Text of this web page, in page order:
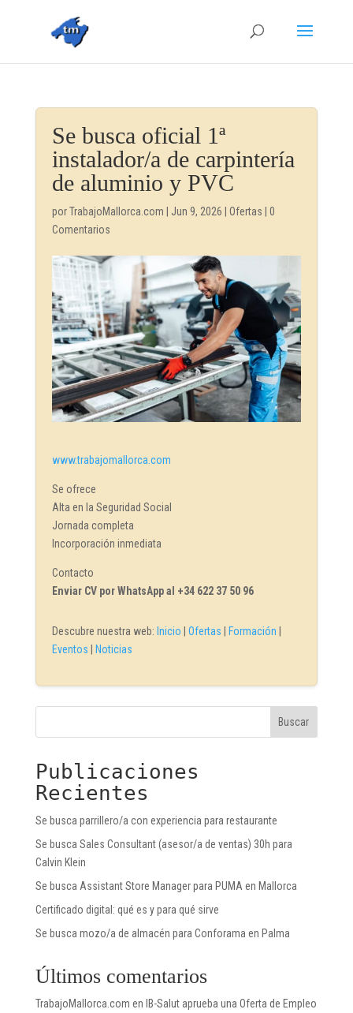
Se busca oficial 1ª
instalador/a de carpintería
de aluminio y PVC
porTrabajoMallorca.com Jun 9, 2026 Ofertas
0
Comentarios
www.trabajomallorca.com
Se ofrece
Alta en la Seguridad Social
Jornada completa
Incorporación inmediata
Contacto
Enviar CV por WhatsApp al +34 622 37 50 96
Descubre nuestra web: Inicio Ofertas Formación
Eventos
Noticias
Buscar
Publicaciones
Recientes
Se busca parrillero/a con experiencia para restaurante
Se busca Sales Consultant (asesor/a de ventas) 30h para
Calvin Klein
Se busca Assistant Store Manager para PUMA en Mallorca
Certificado digital: qué es y para qué sirve
Se busca mozo/a de almacén para Conforama en Palma
Últimos comentarios
TrabajoMallorca.com en IB-Salut aprueba una Oferta de Empleo